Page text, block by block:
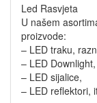
Led Rasvjeta
U našem
proizvode:
– LED traku,
– LED Downlight,
– LED sijalice,
– LED reflektori,